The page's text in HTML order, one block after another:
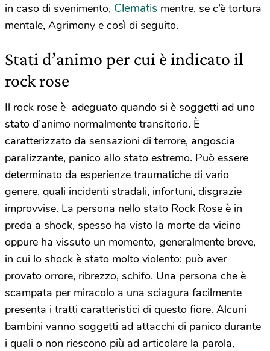
in caso di svenimento, Clematis mentre, se c’è tortura
mentale, Agrimony e così di seguito.
Stati d’animo per cui è indicato il
rock rose
Il rock rose è adeguato quando si è soggetti ad uno
stato d’animo normalmente transitorio. È
caratterizzato da sensazioni di terrore, angoscia
paralizzante, panico allo stato estremo. Può essere
determinato da esperienze traumatiche di vario
genere, quali incidenti stradali, infortuni, disgrazie
improvvise. La persona nello stato Rock Rose è in
preda a shock, spesso ha visto la morte da vicino
oppure ha vissuto un momento, generalmente breve,
in cui lo shock è stato molto violento: può aver
provato orrore, ribrezzo, schifo. Una persona che è
scampata per miracolo a una sciagura facilmente
presenta i tratti caratteristici di questo fiore. Alcuni
bambini vanno soggetti ad attacchi di panico durante
i quali o non riescono più ad articolare la parola,